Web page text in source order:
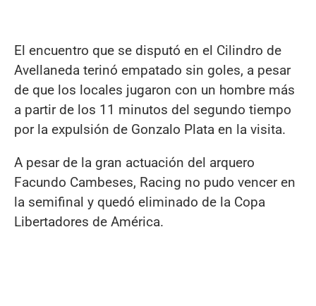
El encuentro que se disputó en el Cilindro de
Avellaneda terinó empatado sin goles, a pesar
de que los locales jugaron con un hombre más
a partir de los 11 minutos del segundo tiempo
por la expulsión de Gonzalo Plata en la visita.
A pesar de la gran actuación del arquero
Facundo Cambeses, Racing no pudo vencer en
la semifinal y quedó eliminado de la Copa
Libertadores de América.